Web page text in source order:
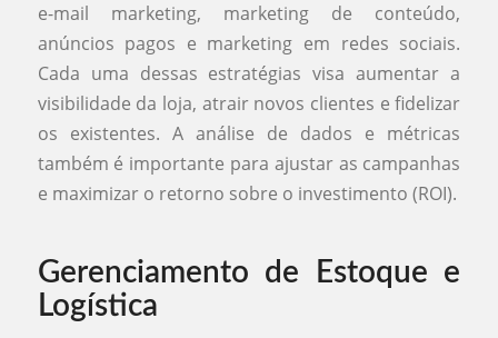
e-mail marketing, marketing de conteúdo,
anúncios pagos e marketing em redes sociais.
Cada uma dessas estratégias visa aumentar a
visibilidade da loja, atrair novos clientes e fidelizar
os existentes. A análise de dados e métricas
também é importante para ajustar as campanhas
e maximizar o retorno sobre o investimento (ROI).
Gerenciamento de Estoque e
Logística